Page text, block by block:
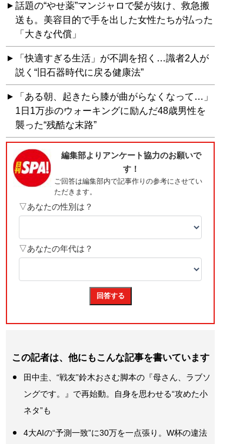
話題の“やせ薬”マンジャロで髪が抜け、救急搬
送も。美容目的で手を出した女性たちが払った
「大きな代償」
「快適すぎる生活」が不調を招く…識者2人が
説く“旧石器時代に戻る健康法”
「ある朝、起きたら膝が曲がらなくなって…」
1日1万歩のウォーキングに励んだ48歳男性を
襲った“残酷な末路”
この記者は、他にもこんな記事を書いています
田中圭、“戦友”鈴木おさむ脚本の『母さん、ラブソ
ングです。』で再始動。自身を思わせる“攻めた小
ネタ”も
4大AIの“予測一致”に30万を一点張り。W杯の違法